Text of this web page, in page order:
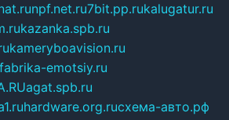
npf.net.ru7bit.pp.rukalugatur.ru
kazanka.spb.ru
kameryboavision.ru
fabrika-emotsiy.ru
agat.spb.ru
hardware.org.ruсхема-авто.рф